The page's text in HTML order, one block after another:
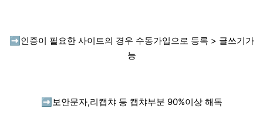
➡️ 인증이 필요한 사이트의 경우 수동가입으로 등록 > 글쓰기가
능
➡️ 보안문자,리캡챠 등 캡챠부분 90%이상 해독